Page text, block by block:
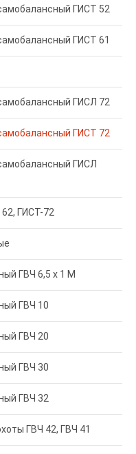
ГИСТ 52
ГИСТ 61
ГИСЛ 72
ГИСТ 72
ГИСЛ
ГИСТ-72
ГВЧ 6,5 х 1 М
ГВЧ 10
ГВЧ 20
ГВЧ 30
ГВЧ 32
ГВЧ 42, ГВЧ 41